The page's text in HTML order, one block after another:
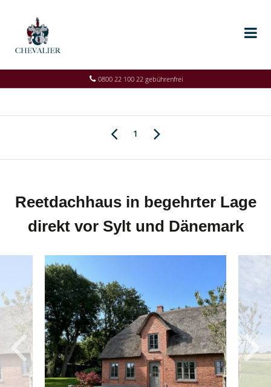
0800 22 100 22 gebührenfrei
1
Reetdachhaus in begehrter Lage
direkt vor Sylt und Dänemark